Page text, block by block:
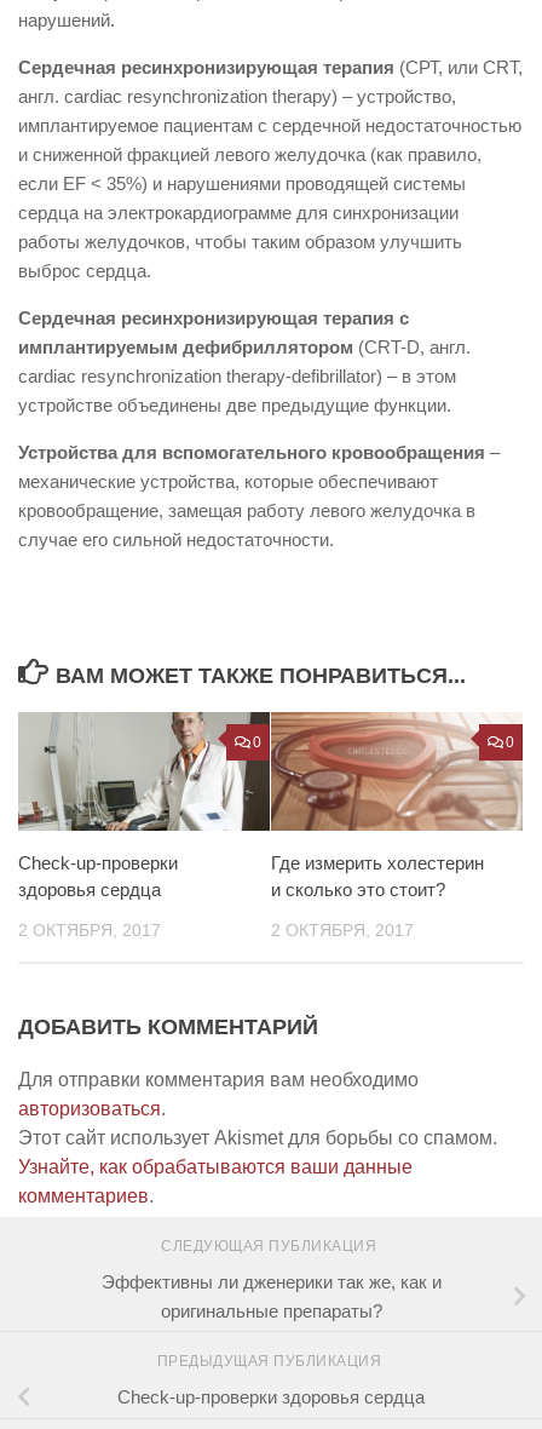
нарушений.
Сердечная ресинхронизирующая терапия (СРТ, или CRT,
англ. cardiac resynchronization therapy) – устройство,
имплантируемое пациентам с сердечной недостаточностью
и сниженной фракцией левого желудочка (как правило,
если EF < 35%) и нарушениями проводящей системы
сердца на электрокардиограмме для синхронизации
работы желудочков, чтобы таким образом улучшить
выброс сердца.
Сердечная ресинхронизирующая терапия с
имплантируемым дефибриллятором (CRT-D, англ.
cardiac resynchronization therapy-defibrillator) – в этом
устройстве объединены две предыдущие функции.
Устройства для вспомогательного кровообращения –
механические устройства, которые обеспечивают
кровообращение, замещая работу левого желудочка в
случае его сильной недостаточности.
ВАМ МОЖЕТ ТАКЖЕ ПОНРАВИТЬСЯ...
0
Check-up-проверки
здоровья сердца
2 ОКТЯБРЯ, 2017
0
Где измерить холестерин
и сколько это стоит?
2 ОКТЯБРЯ, 2017
ДОБАВИТЬ КОММЕНТАРИЙ
Для отправки комментария вам необходимо
авторизоваться.
Этот сайт использует Akismet для борьбы со спамом.
Узнайте, как обрабатываются ваши данные
комментариев.
СЛЕДУЮЩАЯ ПУБЛИКАЦИЯ
Эффективны ли дженерики так же, как и
оригинальные препараты?
ПРЕДЫДУЩАЯ ПУБЛИКАЦИЯ
Check-up-проверки здоровья сердца